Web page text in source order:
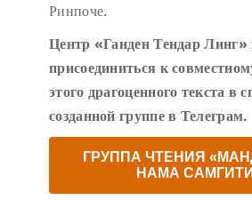
Ринпоче.
Центр «Ганден Тендар Линг»
присоединиться к
этого драгоценного текста в
созданной группе в Телеграм.
ГРУППА ЧТЕНИЯ
НАМА